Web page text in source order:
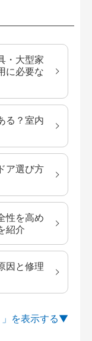
・大型家
に必要な
る？室内
ア選び方
性を高め
紹介
因と修理
を